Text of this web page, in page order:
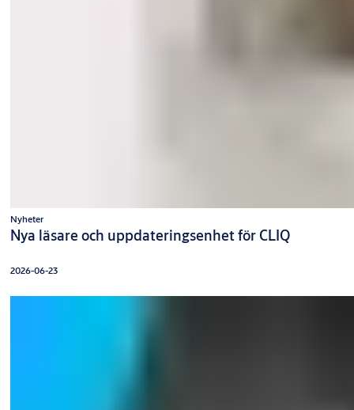
Nyheter
Nya läsare och uppdateringsenhet för CLIQ
2026-06-23